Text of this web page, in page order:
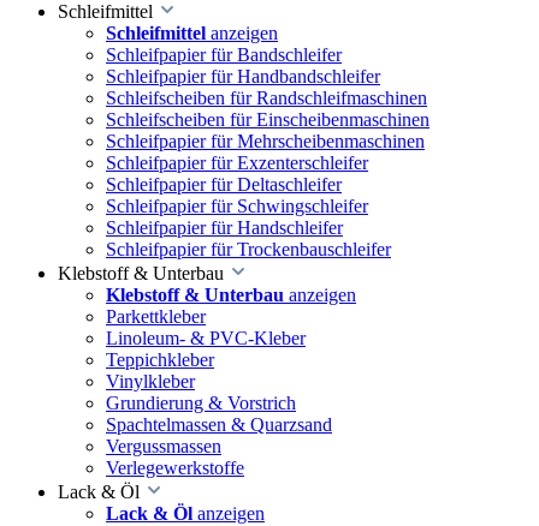
Schleifmittel
Schleifmittel anzeigen
Schleifpapier für Bandschleifer
Schleifpapier für Handbandschleifer
Schleifscheiben für Randschleifmaschinen
Schleifscheiben für Einscheibenmaschinen
Schleifpapier für Mehrscheibenmaschinen
Schleifpapier für Exzenterschleifer
Schleifpapier für Deltaschleifer
Schleifpapier für Schwingschleifer
Schleifpapier für Handschleifer
Schleifpapier für Trockenbauschleifer
Klebstoff & Unterbau
Klebstoff & Unterbau anzeigen
Parkettkleber
Linoleum- & PVC-Kleber
Teppichkleber
Vinylkleber
Grundierung & Vorstrich
Spachtelmassen & Quarzsand
Vergussmassen
Verlegewerkstoffe
Lack & Öl
Lack & Öl anzeigen